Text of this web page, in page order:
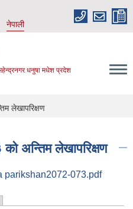
नेपाली
धनुषा मधेश प्रदेश
लेखापरिक्षण
अन्तिम लेखापरिक्षण
parikshan2072-073.pdf